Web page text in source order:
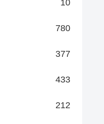
10
780
377
433
212